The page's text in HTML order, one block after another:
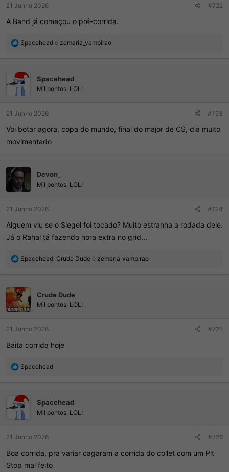
21 Junho 2026 #722
A Band já começou o pré-corrida.
R
õ
e
s
Spacehead e zemaria_vampirao
Spacehead
Mil pontos, LOL!
21 Junho 2026 #723
Voi botar agora, copa do mundo, final do major de CS, dia muito
movimentado
Devon_
Mil pontos, LOL!
21 Junho 2026 #724
Alguem viu se o Siegel foi tocado? Muito estranha a rodada dele.
Já o Rahal tá fazendo hora extra no grid...
R
õ
e
s
Spacehead Crude Dude e zemaria_vampirao
Crude Dude
Mil pontos, LOL!
21 Junho 2026 #725
Baita corrida hoje
R
õ
e
s
Spacehead
Spacehead
Mil pontos, LOL!
21 Junho 2026 #726
Boa corrida, pra variar cagaram a corrida do collet com um Pit
Stop mal feito